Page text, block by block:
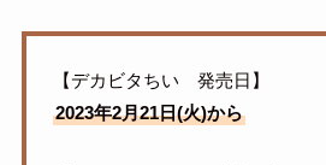
【デカビタちい 発売日】
2023年2月21日(火)から